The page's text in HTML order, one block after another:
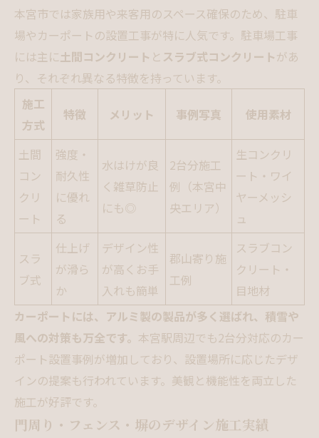
本宮市では家族用や来客用のスペース確保のため、駐車
場やカーポートの設置工事が特に人気です。駐車場工事
には主に土間コンクリート と スラブ式コンクリートがあ
り、それぞれ異なる特徴を持っています。
施工
方式
特徴 メリット 事例写真 使用素材
土間
コン
クリ
ート
強度・
耐久性
に優れ
る
水はけが良
く雑草防止
にも◎
2台分施工
例（本宮中
央エリア）
生コンクリ
ート・ワイ
ヤーメッシ
ュ
スラ
ブ式
仕上げ
が滑ら
か
デザイン性
が高くお手
入れも簡単
郡山寄り施
工例
スラブコン
クリート・
目地材
カーポートには、アルミ製の製品が多く選ばれ、積雪や
風への対策も万全です。 本宮駅周辺でも2台分対応のカー
ポート設置事例が増加しており、設置場所に応じたデザ
インの提案も行われています。美観と機能性を両立した
施工が好評です。
門周り・フェンス・塀のデザイン施工実績